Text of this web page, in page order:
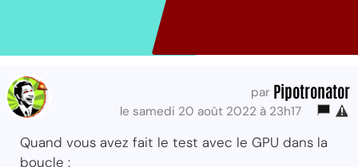
par Pipotronator
le samedi 20 août 2022 à 23h17
Quand vous avez fait le test avec le GPU dans la
boucle :